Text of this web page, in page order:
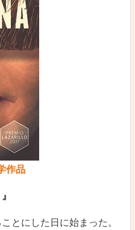
作品
とにした日に始まった。